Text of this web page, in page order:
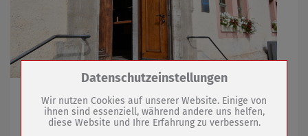
Erste Arbeitsgespräche mit neuer
Ortsteilbürgermeisterin und neuen
Ortsteilbürgermeistern
Zum Betrieb der Seite notwendige Cookies /
Name
PHP Session Cookie
Datenschutzeinstellungen
Wir nutzen Cookies auf unserer Website. Einige von
ihnen sind essenziell, während andere uns helfen,
diese Website und Ihre Erfahrung zu verbessern.